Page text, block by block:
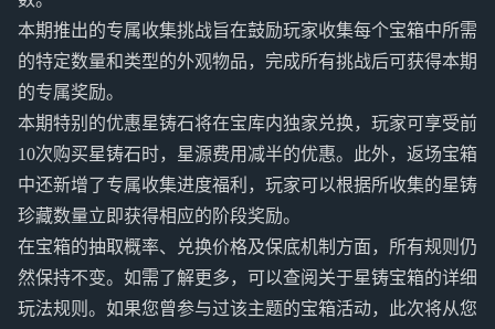
本期推出的专属收集挑战旨在鼓励玩家收集每个宝箱中所需
的特定数量和类型的外观物品，完成所有挑战后可获得本期
的专属奖励。
本期特别的优惠星铸石将在宝库内独家兑换，玩家可享受前
10次购买星铸石时，星源费用减半的优惠。此外，返场宝箱
中还新增了专属收集进度福利，玩家可以根据所收集的星铸
珍藏数量立即获得相应的阶段奖励。
在宝箱的抽取概率、兑换价格及保底机制方面，所有规则仍
然保持不变。如需了解更多，可以查阅关于星铸宝箱的详细
玩法规则。如果您曾参与过该主题的宝箱活动，此次将从您